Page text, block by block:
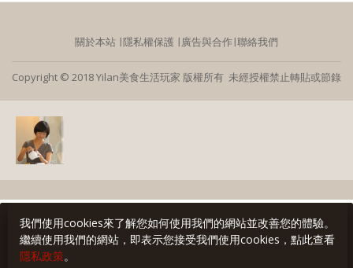
關於本站 ∣隱私權保護 ∣廣告與合作∣聯絡我們
Copyright © 2018 Yilan美食生活玩家 版權所有 未經授權禁止轉貼或節錄
我們使用cookies來了解您如何使用我們的網站並改善您的體驗。
繼續使用我們的網站，即表示您接受我們使用cookies，點此查看
隱私政策。